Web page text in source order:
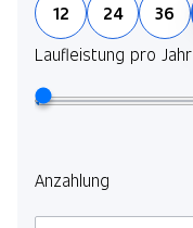
12 24 36
Laufleistung pro Jahr
Anzahlung